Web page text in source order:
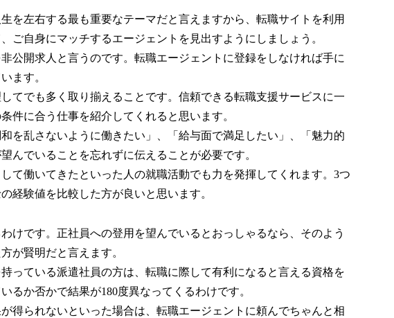
を左右する最も重要なテーマだと言えますから、転職サイトを利用
ご自身にマッチするエージェントを見出すようにしましょう。
公開求人と言うのです。転職エージェントに登録をしなければ手に
ます。
てでも多く取り揃えることです。信頼できる転職支援サービスに一
件に合う仕事を紹介してくれると思います。
を乱さないように働きたい」、「給与面で満足したい」、「魅力的
んでいることを忘れずに伝えることが必要です。
て働いてきたといった人の就職活動でも力を発揮してくれます。3つ
経験値を比較した方が良いと思います。
けです。正社員への登用を望んでいるとおっしゃるなら、そのよう
が賢明だと言えます。
っている派遣社員の方は、転職に際して有利になると言える資格を
るか否かで結果が180度異なってくるわけです。
得られないといった場合は、転職エージェントに頼んでちゃんと相